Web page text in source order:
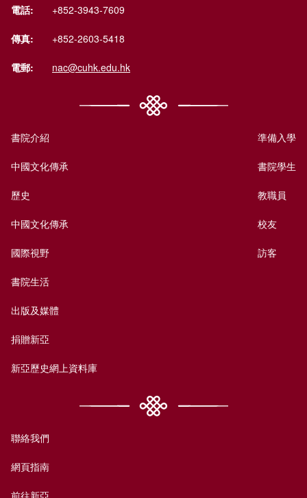
電話: +852-3943-7609
傳真: +852-2603-5418
電郵: nac@cuhk.edu.hk
書院介紹
中國文化傳承
歷史
中國文化傳承
國際視野
書院生活
出版及媒體
捐贈新亞
新亞歷史網上資料庫
準備入學
書院學生
教職員
校友
訪客
聯絡我們
網頁指南